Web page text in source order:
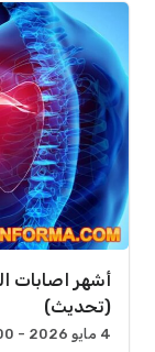
أشهر اصابات
(تحديث)
4 مايو 2026 - 11:00ص